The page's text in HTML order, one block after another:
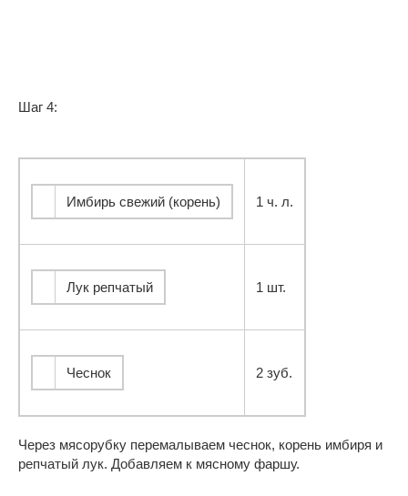
Шаг 4:
Имбирь свежий (корень) 1 ч. л.
Лук репчатый 1 шт.
Чеснок 2 зуб.
Через мясорубку перемалываем чеснок, корень имбиря и
репчатый лук. Добавляем к мясному фаршу.